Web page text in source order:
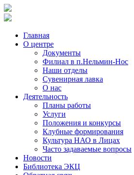
Главная
О центре
Документы
Филиал в п.Нельмин-Нос
Наши отделы
Сувенирная лавка
О нас
Деятельность
Планы работы
Услуги
Положения и конкурсы
Клубные формирования
Культура НАО в Лицах
Часто задаваемые вопросы
Новости
Библиотека ЭКЦ